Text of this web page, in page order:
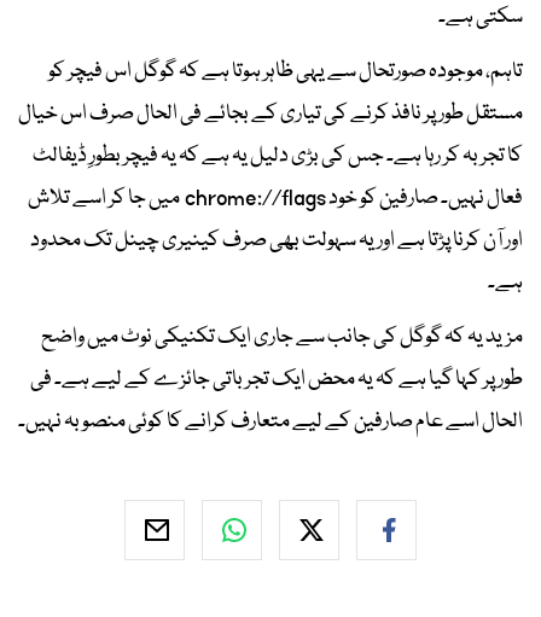
سکتی ہے۔
تاہم، موجودہ صورتحال سے یہی ظاہر ہوتا ہے کہ گوگل اس فیچر کو
مستقل طور پر نافذ کرنے کی تیاری کے بجائے فی الحال صرف اس خیال
کا تجربہ کر رہا ہے۔ جس کی بڑی دلیل یہ ہے کہ یہ فیچر بطورِ ڈیفالٹ
فعال نہیں۔ صارفین کو خود chrome://flags میں جا کر اسے تلاش
اور آن کرنا پڑتا ہے اور یہ سہولت بھی صرف کینیری چینل تک محدود
ہے۔
مزید یہ کہ گوگل کی جانب سے جاری ایک تکنیکی نوٹ میں واضح
طور پر کہا گیا ہے کہ یہ محض ایک تجرباتی جائزے کے لیے ہے۔ فی
الحال اسے عام صارفین کے لیے متعارف کرانے کا کوئی منصوبہ نہیں۔